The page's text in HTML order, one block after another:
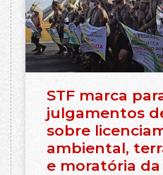
STF marca
julgamentos
sobre
ambiental,
e moratória da